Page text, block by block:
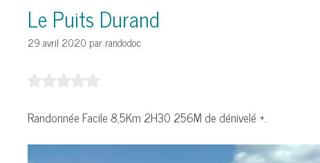
Le Puits Durand
29 avril 2020 par randodoc
Randonnée Facile 8,5Km 2H30 256M de dénivelé +.